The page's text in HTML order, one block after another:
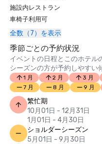
施設内レストラン
車椅子利用可
全数（7）を表示
季節ごとの予約状況
イベントの日程とこのホテル
シーズンの方が予約しやすい
1 月 2 月 3 月
7 月
8 月 9 月
繁忙期
10月01日 - 12月31日
1月01日 - 4月30日
ショルダーシーズン
5月01日 - 9月30日